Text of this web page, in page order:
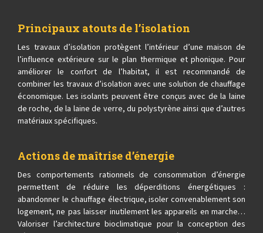
Principaux atouts de l’isolation
Les travaux d’isolation protègent l’intérieur d’une maison de
l’influence extérieure sur le plan thermique et phonique. Pour
améliorer le confort de l’habitat, il est recommandé de
combiner les travaux d’isolation avec une solution de chauffage
économique. Les isolants peuvent être conçus avec de la laine
de roche, de la laine de verre, du polystyrène ainsi que d’autres
matériaux spécifiques.
Actions de maîtrise d’énergie
Des comportements rationnels de consommation d’énergie
permettent de réduire les déperditions énergétiques :
abandonner le chauffage électrique, isoler convenablement son
logement, ne pas laisser inutilement les appareils en marche…
Valoriser l’architecture bioclimatique pour la conception des